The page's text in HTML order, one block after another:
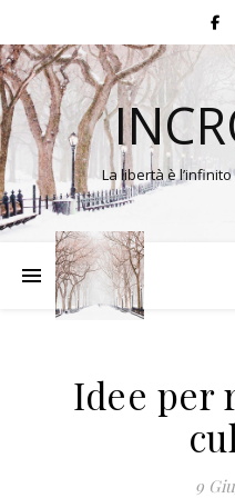
La libertà è
Idee per
9